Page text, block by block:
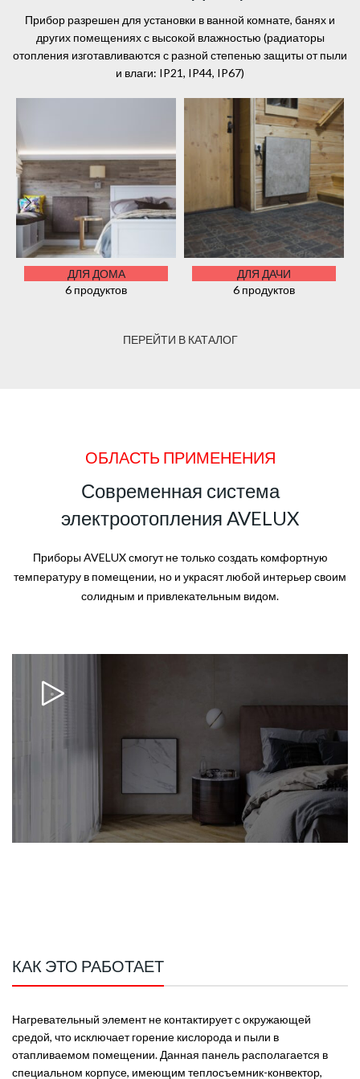
Прибор разрешен для установки в ванной комнате, банях и
других помещениях с высокой влажностью (радиаторы
отопления изготавливаются с разной степенью защиты от пыли
и влаги: IP21, IP44, IP67)
ДЛЯ ДОМА
6 продуктов
ДЛЯ ДАЧИ
6 продуктов
ПЕРЕЙТИ В КАТАЛОГ
ОБЛАСТЬ ПРИМЕНЕНИЯ
Современная система
электроотопления AVELUX
Приборы AVELUX смогут не только создать комфортную
температуру в помещении, но и украсят любой интерьер своим
солидным и привлекательным видом.
КАК ЭТО РАБОТАЕТ
Нагревательный элемент не контактирует с окружающей
средой, что исключает горение кислорода и пыли в
отапливаемом помещении. Данная панель располагается в
специальном корпусе, имеющим теплосъемник-конвектор,